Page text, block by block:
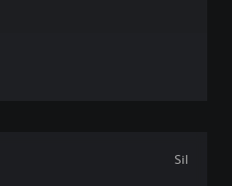
Sil